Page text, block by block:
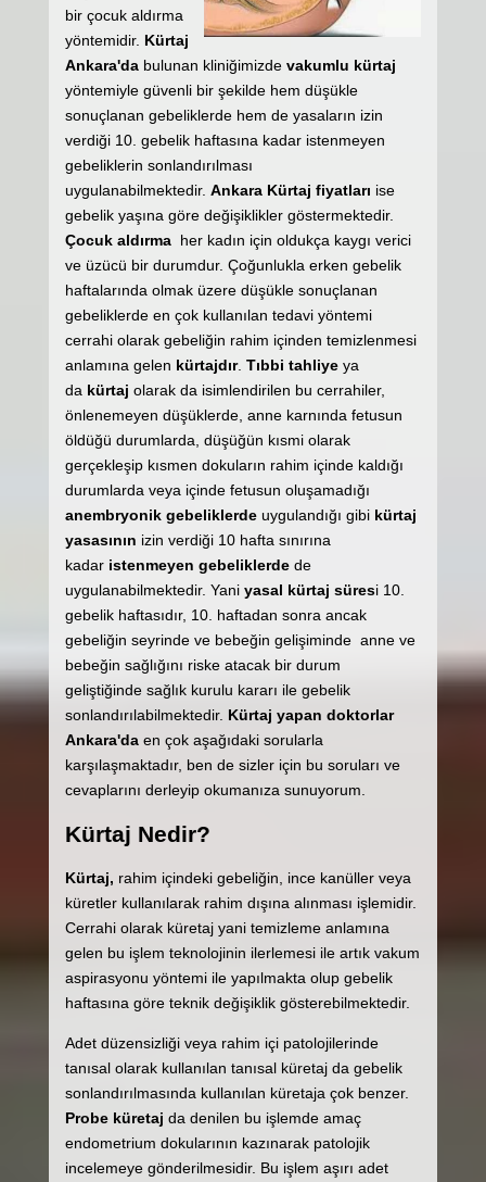
bir çocuk aldırma
yöntemidir. Kürtaj
Ankara'dabulunan kliniğimizde vakumlu kürtaj
yöntemiyle güvenli bir şekilde hem düşükle
sonuçlanan gebeliklerde hem de yasaların izin
verdiği 10. gebelik haftasına kadar istenmeyen
gebeliklerin sonlandırılması
uygulanabilmektedir. Ankara Kürtaj fiyatları ise
gebelik yaşına göre değişiklikler göstermektedir.
Çocuk aldırma her kadın için oldukça kaygı verici
ve üzücü bir durumdur. Çoğunlukla erken gebelik
haftalarında olmak üzere düşükle sonuçlanan
gebeliklerde en çok kullanılan tedavi yöntemi
cerrahi olarak gebeliğin rahim içinden temizlenmesi
anlamına gelen kürtajdır. Tıbbi tahliye ya
da kürtaj olarak da isimlendirilen bu cerrahiler,
önlenemeyen düşüklerde, anne karnında fetusun
öldüğü durumlarda, düşüğün kısmi olarak
gerçekleşip kısmen dokuların rahim içinde kaldığı
durumlarda veya içinde fetusun oluşamadığı
anembryonik gebeliklerde uygulandığı gibi kürtaj
yasasının izin verdiği 10 hafta sınırına
kadar istenmeyen gebeliklerdede
uygulanabilmektedir. Yani yasal kürtaj süresi 10.
gebelik haftasıdır, 10. haftadan sonra ancak
gebeliğin seyrinde ve bebeğin gelişiminde anne ve
bebeğin sağlığını riske atacak bir durum
geliştiğinde sağlık kurulu kararı ile gebelik
sonlandırılabilmektedir. Kürtaj yapan doktorlar
Ankara'daen çok aşağıdaki sorularla
karşılaşmaktadır, ben de sizler için bu soruları ve
cevaplarını derleyip okumanıza sunuyorum.
Kürtaj Nedir?
Kürtaj, rahim içindeki gebeliğin, ince kanüller veya
küretler kullanılarak rahim dışına alınması işlemidir.
Cerrahi olarak küretaj yani temizleme anlamına
gelen bu işlem teknolojinin ilerlemesi ile artık vakum
aspirasyonu yöntemi ile yapılmakta olup gebelik
haftasına göre teknik değişiklik gösterebilmektedir.
Adet düzensizliği veya rahim içi patolojilerinde
tanısal olarak kullanılan tanısal küretaj da gebelik
sonlandırılmasında kullanılan küretaja çok benzer.
Probe küretaj da denilen bu işlemde amaç
endometrium dokularının kazınarak patolojik
incelemeye gönderilmesidir. Bu işlem aşırı adet